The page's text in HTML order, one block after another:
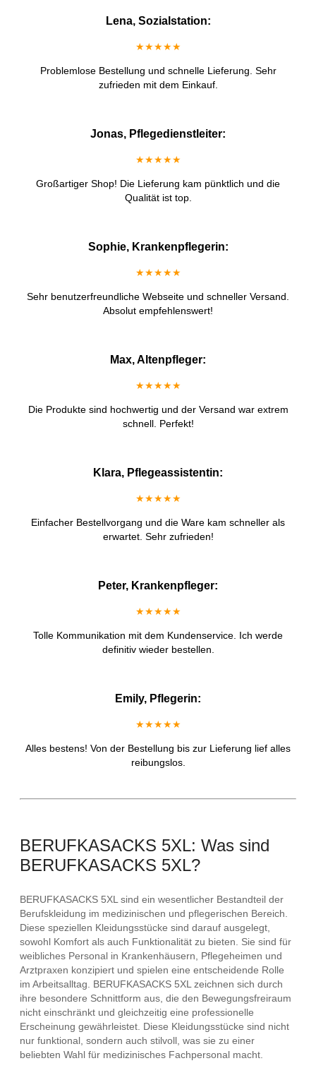
Lena, Sozialstation:
★★★★★
Problemlose Bestellung und schnelle Lieferung. Sehr
zufrieden mit dem Einkauf.
Jonas, Pflegedienstleiter:
★★★★★
Großartiger Shop! Die Lieferung kam pünktlich und die
Qualität ist top.
Sophie, Krankenpflegerin:
★★★★★
Sehr benutzerfreundliche Webseite und schneller Versand.
Absolut empfehlenswert!
Max, Altenpfleger:
★★★★★
Die Produkte sind hochwertig und der Versand war extrem
schnell. Perfekt!
Klara, Pflegeassistentin:
★★★★★
Einfacher Bestellvorgang und die Ware kam schneller als
erwartet. Sehr zufrieden!
Peter, Krankenpfleger:
★★★★★
Tolle Kommunikation mit dem Kundenservice. Ich werde
definitiv wieder bestellen.
Emily, Pflegerin:
★★★★★
Alles bestens! Von der Bestellung bis zur Lieferung lief alles
reibungslos.
BERUFKASACKS 5XL: Was sind
BERUFKASACKS 5XL?
BERUFKASACKS 5XL sind ein wesentlicher Bestandteil der
Berufskleidung im medizinischen und pflegerischen Bereich.
Diese speziellen Kleidungsstücke sind darauf ausgelegt,
sowohl Komfort als auch Funktionalität zu bieten. Sie sind für
weibliches Personal in Krankenhäusern, Pflegeheimen und
Arztpraxen konzipiert und spielen eine entscheidende Rolle
im Arbeitsalltag. BERUFKASACKS 5XL zeichnen sich durch
ihre besondere Schnittform aus, die den Bewegungsfreiraum
nicht einschränkt und gleichzeitig eine professionelle
Erscheinung gewährleistet. Diese Kleidungsstücke sind nicht
nur funktional, sondern auch stilvoll, was sie zu einer
beliebten Wahl für medizinisches Fachpersonal macht.